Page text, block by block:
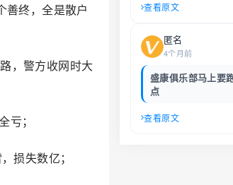
善终，全是散户
，警方收网时大
亏；
损失数亿；
查看原文
匿名
4个月前
盛康俱乐部马上要
点
查看原文